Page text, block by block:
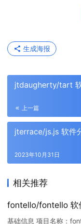
生成海报
jtdaugherty/tart
上一篇
jterrace/js.js 软件
2023年10月31日
相关推荐
fontello/fontello 软
基础信息 项目名称：